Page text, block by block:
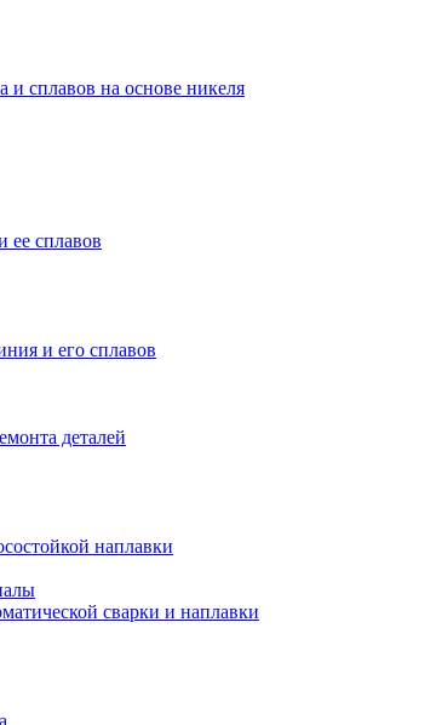
и сплавов на основе никеля
ее сплавов
и его сплавов
деталей
наплавки
сварки и наплавки